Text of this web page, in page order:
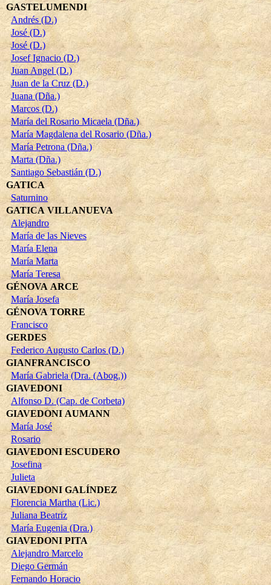
GASTELUMENDI
Andrés (D.)
José (D.)
José (D.)
Josef Ignacio (D.)
Juan Angel (D.)
Juan de la Cruz (D.)
Juana (Dña.)
Marcos (D.)
María del Rosario Micaela (Dña.)
María Magdalena del Rosario (Dña.)
María Petrona (Dña.)
Marta (Dña.)
Santiago Sebastián (D.)
GATICA
Saturnino
GATICA VILLANUEVA
Alejandro
María de las Nieves
María Elena
María Marta
María Teresa
GÉNOVA ARCE
María Josefa
GÉNOVA TORRE
Francisco
GERDES
Federico Augusto Carlos (D.)
GIANFRANCISCO
María Gabriela (Dra. (Abog.))
GIAVEDONI
Alfonso D. (Cap. de Corbeta)
GIAVEDONI AUMANN
María José
Rosario
GIAVEDONI ESCUDERO
Josefina
Julieta
GIAVEDONI GALÍNDEZ
Florencia Martha (Lic.)
Juliana Beatriz
María Eugenia (Dra.)
GIAVEDONI PITA
Alejandro Marcelo
Diego Germán
Fernando Horacio